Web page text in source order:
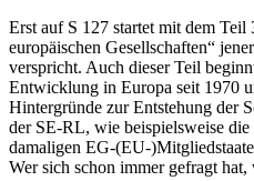
Erst auf S 127 startet mit dem
europäischen Gesellschaften“
verspricht. Auch dieser Teil
Entwicklung in Europa seit 1970
Hintergründe zur Entstehung der
der SE-RL, wie beispielsweise
damaligen EG-(EU-
Wer sich schon immer gefragt